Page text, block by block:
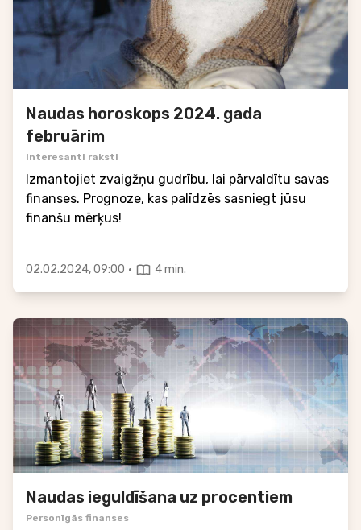
Naudas horoskops 2024. gada
februārim
Interesanti raksti
Izmantojiet zvaigžņu gudrību, lai pārvaldītu savas
finanses. Prognoze, kas palīdzēs sasniegt jūsu
finanšu mērķus!
02.02.2024, 09:00 · 4 min.
Naudas ieguldīšana uz procentiem
Personīgās finanses